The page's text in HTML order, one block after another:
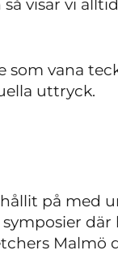
visar vi
som vana
uttryck.
på med
Malmö